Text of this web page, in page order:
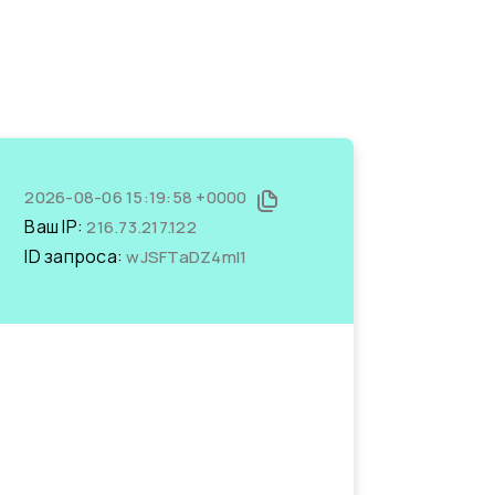
2026-08-06 15:19:58 +0000
Ваш IP:216.73.217.122
ID запроса:wJSFTaDZ4mI1